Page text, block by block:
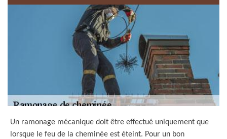
Un ramonage mécanique doit être effectué uniquement que
lorsque le feu de la cheminée est éteint. Pour un bon